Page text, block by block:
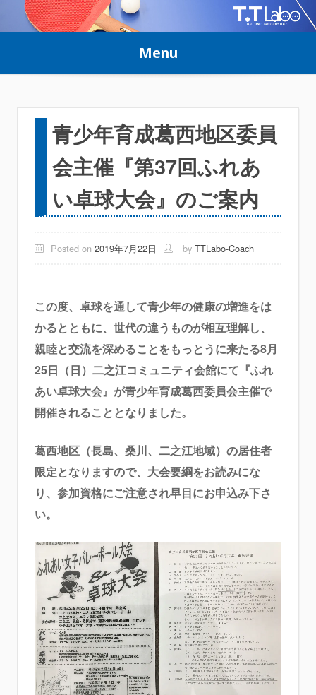
to
Menu
青少年育成葛西地区委員
会主催『第37回ふれあ
い卓球大会』のご案内
Posted on 2019年7月22日 by TTLabo-Coach
この度、卓球を通して青少年の健康の増進をは
かるとともに、世代の違うものが相互理解し、
親睦と交流を深めることをもっとうに来たる8月
25日（日）二之江コミュニティ会館にて『ふれ
あい卓球大会』が青少年育成葛西委員会主催で
開催されることとなりました。
葛西地区（長島、桑川、二之江地域）の居住者
限定となりますので、大会要綱をお読みにな
り、参加資格にご注意され早目にお申込み下さ
い。